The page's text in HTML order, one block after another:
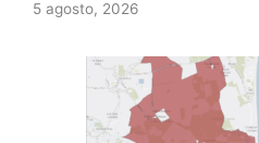
5 agosto, 2026